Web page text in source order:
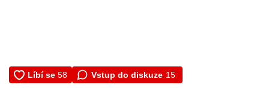
Vstup do diskuze 15